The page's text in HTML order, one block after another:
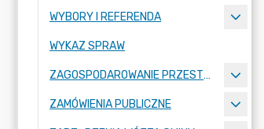
WYBORY I REFERENDA
WYKAZ SPRAW
ZAGOSPODAROWANIE PRZESTRZENNE
ZAMÓWIENIA PUBLICZNE